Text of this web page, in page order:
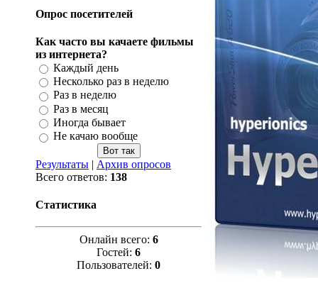
Опрос посетителей
Как часто вы качаете фильмы
из интернета?
Каждый день
Несколько раз в неделю
Раз в неделю
Раз в месяц
Иногда бывает
Не качаю вообще
Результаты | Архив опросов
Всего ответов: 138
Статистика
Онлайн всего: 6
Гостей: 6
Пользователей: 0